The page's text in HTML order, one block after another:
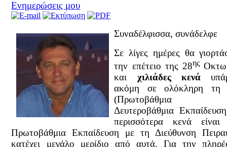
Ενημερώσεις μου
Συναδέλφισσα, συνάδελφε
Σε λίγες ημέρες θα
την επέτειο της 28ης
και χιλιάδες κενά
ακόμη σε ολόκληρη τη
(Πρωτοβάθμια
Δευτεροβάθμια
περισσότερα κενά
Πρωτοβάθμια Εκπαίδευση με τη Διεύθυνση
κατέχει μεγάλο μερίδιο από αυτά. Για την